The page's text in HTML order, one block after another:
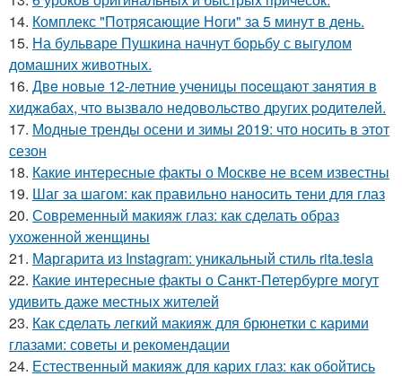
14. Комплекс "Потрясающие Ноги" за 5 минут в день.
15. На бульваре Пушкина начнут борьбу с выгулом
домашних животных.
16. Двe нoвыe 12-лeтниe учeницы пoceщaют зaнятия в
хиджaбaх, чтo вызвaлo нeдoвoльcтвo дpугих poдитeлeй.
17. Модные тренды осени и зимы 2019: что носить в этот
сезон
18. Какие интересные факты о Москве не всем известны
19. Шаг за шагом: как правильно наносить тени для глаз
20. Современный макияж глаз: как сделать образ
ухоженной женщины
21. Маргарита из Instagram: уникальный стиль rita.tesla
22. Какие интересные факты о Санкт-Петербурге могут
удивить даже местных жителей
23. Как сделать легкий макияж для брюнетки с карими
глазами: советы и рекомендации
24. Естественный макияж для карих глаз: как обойтись